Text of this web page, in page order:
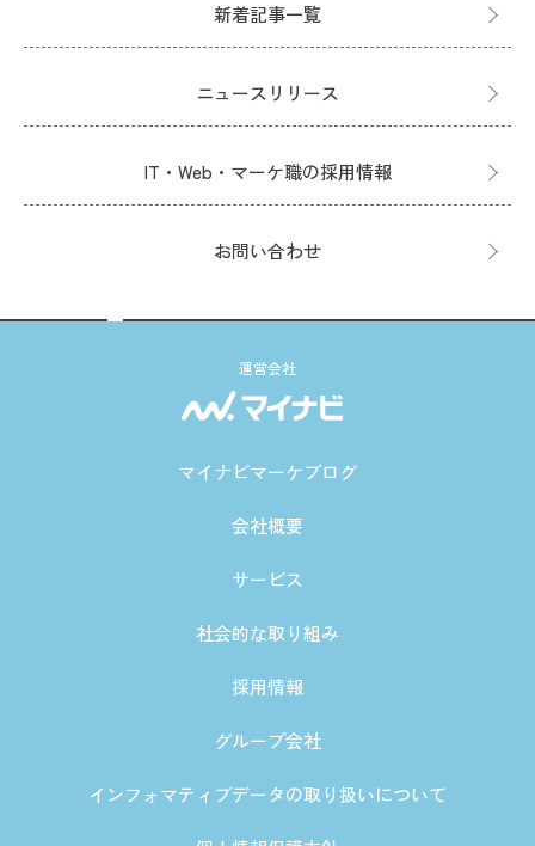
新着記事一覧
ニュースリリース
IT・Web・マーケ職の採用情報
お問い合わせ
運営会社
マイナビマーケブログ
会社概要
サービス
社会的な取り組み
採用情報
グループ会社
インフォマティブデータの取り扱いについて